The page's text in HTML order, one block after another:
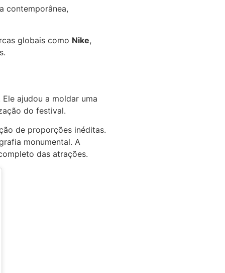
contemporânea,
globais como Nike,
ajudou a moldar uma
do festival.
de proporções inéditas.
monumental. A
das atrações.